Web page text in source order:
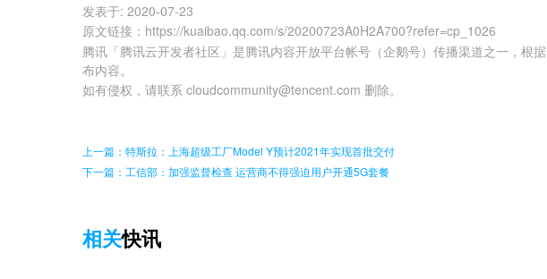
发表于: 2020-07-23
原文链接 ： https://kuaibao.qq.com/s/20200723A0H2A700?refer=cp_1026
腾讯「腾讯云开发者社区」是腾讯内容开放平台帐号（企鹅号）传播渠道之一，根据
布内容。
如有侵权，请联系 cloudcommunity@tencent.com 删除。
上一篇：特斯拉：上海超级工厂Model Y预计2021年实现首批交付
下一篇：工信部：加强监督检查 运营商不得强迫用户开通5G套餐
相关快讯